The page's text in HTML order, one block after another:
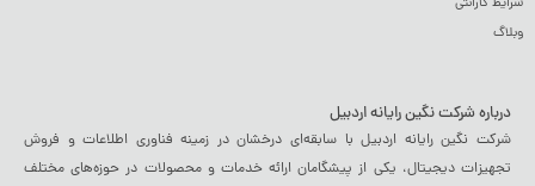
وبلاگ
درباره شرکت نگین رایانه اردبیل
شرکت نگین رایانه اردبیل با سابقه‌ای درخشان در زمینه فناوری اطلاعات و فروش
تجهیزات دیجیتال، یکی از پیشگامان ارائه خدمات و محصولات در حوزه‌های مختلف